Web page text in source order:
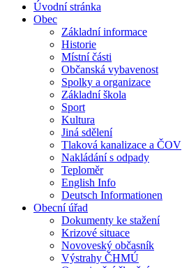
Úvodní stránka
Obec
Základní informace
Historie
Místní části
Občanská vybavenost
Spolky a organizace
Základní škola
Sport
Kultura
Jiná sdělení
Tlaková kanalizace a ČOV
Nakládání s odpady
Teploměr
English Info
Deutsch Informationen
Obecní úřad
Dokumenty ke stažení
Krizové situace
Novoveský občasník
Výstrahy ČHMÚ